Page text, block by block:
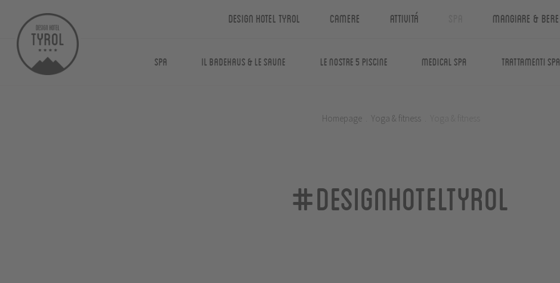
Design Hotel Tyrol Camere Attivitá Mangiare & bere
Spa Il Badehaus & le saune Le nostre 5 piscine Medical Spa Trattamenti spa
Homepage Yoga & fitness
#designhoteltyrol